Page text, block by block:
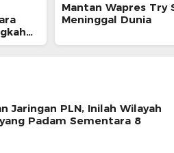
Mantan Wapres Try
Meninggal Dunia
Jaringan PLN, Inilah Wilayah
Padam Sementara 8